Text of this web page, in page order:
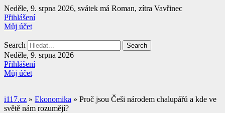
Přejít
k
obsahu
Neděle, 9. srpna 2026, svátek má Roman, zítra Vavřinec
Přihlášení
Můj účet
Search Search
Neděle, 9. srpna 2026
Přihlášení
Můj účet
i117.cz » Ekonomika » Proč jsou Češi národem chalupářů a kde ve
světě nám rozumějí?